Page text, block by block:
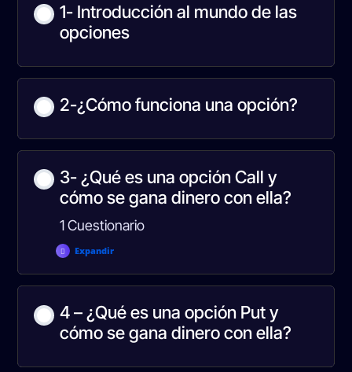
1- Introducción al mundo de las
opciones
2-¿Cómo funciona una opción?
3- ¿Qué es una opción Call y
cómo se gana dinero con ella?
1 Cuestionario
Expandir
CURSO 1- Test 1
4 – ¿Qué es una opción Put y
cómo se gana dinero con ella?